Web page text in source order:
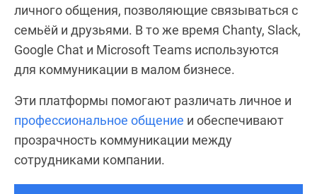
личного общения, позволяющие связываться с
семьёй и друзьями. В то же время Chanty, Slack,
Google Chat и Microsoft Teams используются
для коммуникации в малом бизнесе.
Эти платформы помогают различать личное и
профессиональное общение и обеспечивают
прозрачность коммуникации между
сотрудниками компании.